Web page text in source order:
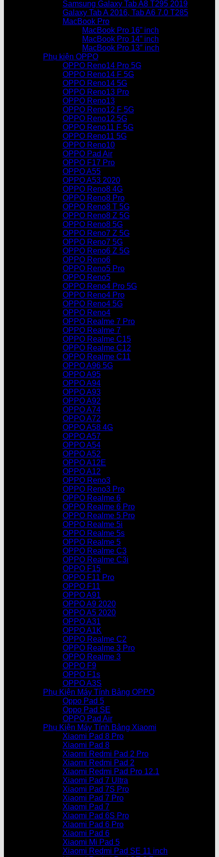
Samsung Galaxy Tab A8 T295 2019
Galaxy Tab A 2016, Tab A6 7.0 T285
MacBook Pro
MacBook Pro 16” inch
MacBook Pro 14” inch
MacBook Pro 13″ inch
Phụ kiện OPPO
OPPO Reno14 Pro 5G
OPPO Reno14 F 5G
OPPO Reno14 5G
OPPO Reno13 Pro
OPPO Reno13
OPPO Reno12 F 5G
OPPO Reno12 5G
OPPO Reno11 F 5G
OPPO Reno11 5G
OPPO Reno10
OPPO Pad Air
OPPO F17 Pro
OPPO A55
OPPO A53 2020
OPPO Reno8 4G
OPPO Reno8 Pro
OPPO Reno8 T 5G
OPPO Reno8 Z 5G
OPPO Reno8 5G
OPPO Reno7 Z 5G
OPPO Reno7 5G
OPPO Reno6 Z 5G
OPPO Reno6
OPPO Reno5 Pro
OPPO Reno5
OPPO Reno4 Pro 5G
OPPO Reno4 Pro
OPPO Reno4 5G
OPPO Reno4
OPPO Realme 7 Pro
OPPO Realme 7
OPPO Realme C15
OPPO Realme C12
OPPO Realme C11
OPPO A96 5G
OPPO A95
OPPO A94
OPPO A93
OPPO A92
OPPO A74
OPPO A72
OPPO A58 4G
OPPO A57
OPPO A54
OPPO A52
OPPO A12E
OPPO A12
OPPO Reno3
OPPO Reno3 Pro
OPPO Realme 6
OPPO Realme 6 Pro
OPPO Realme 5 Pro
OPPO Realme 5i
OPPO Realme 5s
OPPO Realme 5
OPPO Realme C3
OPPO Realme C3i
OPPO F15
OPPO F11 Pro
OPPO F11
OPPO A91
OPPO A9 2020
OPPO A5 2020
OPPO A31
OPPO A1K
OPPO Realme C2
OPPO Realme 3 Pro
OPPO Realme 3
OPPO F9
OPPO F1s
OPPO A3S
Phụ Kiện Máy Tính Bảng OPPO
Oppo Pad 5
Oppo Pad SE
OPPO Pad Air
Phụ Kiện Máy Tính Bảng Xiaomi
Xiaomi Pad 8 Pro
Xiaomi Pad 8
Xiaomi Redmi Pad 2 Pro
Xiaomi Redmi Pad 2
Xiaomi Redmi Pad Pro 12.1
Xiaomi Pad 7 Ultra
Xiaomi Pad 7S Pro
Xiaomi Pad 7 Pro
Xiaomi Pad 7
Xiaomi Pad 6S Pro
Xiaomi Pad 6 Pro
Xiaomi Pad 6
Xiaomi Mi Pad 5
Xiaomi Redmi Pad SE 11 inch